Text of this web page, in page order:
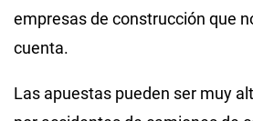
empresas de construcción que
cuenta.
Las apuestas pueden ser muy